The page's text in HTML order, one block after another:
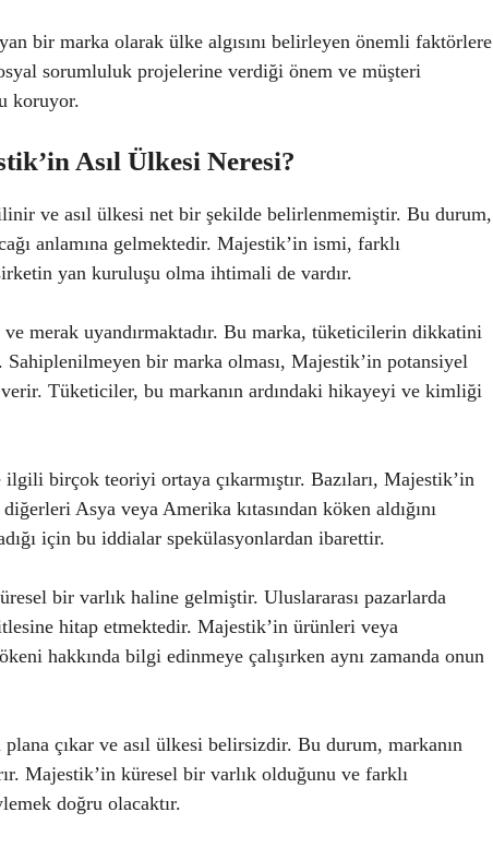
bir marka olarak ülke algısını belirleyen önemli faktörlere
sorumluluk projelerine verdiği önem ve müşteri
koruyor.
Asıl Ülkesi Neresi?
ve asıl ülkesi net bir şekilde belirlenmemiştir. Bu durum,
anlamına gelmektedir. Majestik’in ismi, farklı
yan kuruluşu olma ihtimali de vardır.
merak uyandırmaktadır. Bu marka, tüketicilerin dikkatini
bir marka olması, Majestik’in potansiyel
verir. Tüketiciler, bu markanın ardındaki hikayeyi ve kimliği
birçok teoriyi ortaya çıkarmıştır. Bazıları, Majestik’in
Asya veya Amerika kıtasından köken aldığını
için bu iddialar spekülasyonlardan ibarettir.
bir varlık haline gelmiştir. Uluslararası pazarlarda
hitap etmektedir. Majestik’in ürünleri veya
hakkında bilgi edinmeye çalışırken aynı zamanda onun
çıkar ve asıl ülkesi belirsizdir. Bu durum, markanın
Majestik’in küresel bir varlık olduğunu ve farklı
doğru olacaktır.